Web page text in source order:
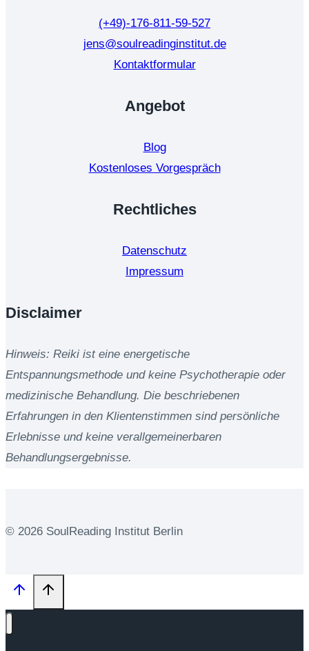
(+49)-176-811-59-527
jens@soulreadinginstitut.de
Kontaktformular
Angebot
Blog
Kostenloses Vorgespräch
Rechtliches
Datenschutz
Impressum
Disclaimer
Hinweis: Reiki ist eine energetische
Entspannungsmethode und keine Psychotherapie oder
medizinische Behandlung. Die beschriebenen
Erfahrungen in den Klientenstimmen sind persönliche
Erlebnisse und keine verallgemeinerbaren
Behandlungsergebnisse.
© 2026 SoulReading Institut Berlin